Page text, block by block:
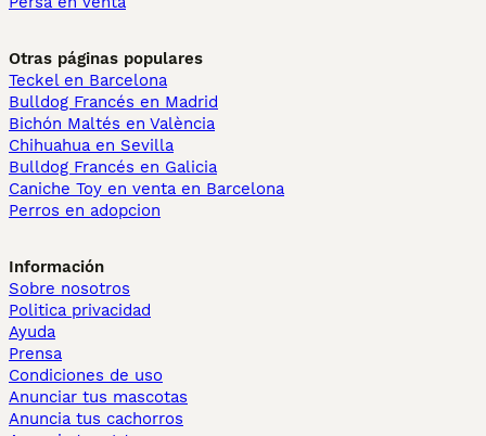
Otras páginas populares
Teckel en Barcelona
Bulldog Francés en Madrid
Bichón Maltés en València
Chihuahua en Sevilla
Bulldog Francés en Galicia
Caniche Toy en venta en Barcelona
Perros en adopcion
Información
Sobre nosotros
Politica privacidad
Ayuda
Prensa
Condiciones de uso
Anunciar tus mascotas
Anuncia tus cachorros